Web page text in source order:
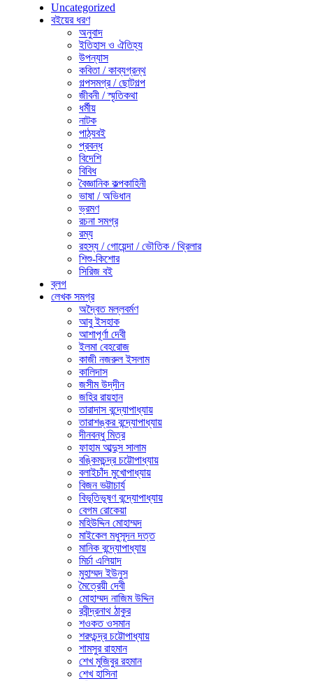
Uncategorized
বইয়ের ধরণ
অনুবাদ
ইতিহাস ও ঐতিহ্য
উপন্যাস
কবিতা / কাব্যগ্রন্থ
গল্পসমগ্র / ছোটগল্প
জীবনী / স্মৃতিকথা
ধর্মীয়
নাটক
পাঠ্যবই
প্রবন্ধ
বিদেশি
বিবিধ
বৈজ্ঞানিক কল্পকাহিনী
ভাষা / অভিধান
ভ্রমণ
রচনা সমগ্র
রম্য
রহস্য / গোয়েন্দা / ভৌতিক / থ্রিলার
শিশু-কিশোর
সিরিজ বই
ব্লগ
লেখক সমগ্র
অদ্বৈত মল্লবর্মণ
আবু ইসহাক
আশাপূর্ণা দেবী
ইলমা বেহরোজ
কাজী নজরুল ইসলাম
কালিদাস
জসীম উদ্‌দীন
জহির রায়হান
তারাদাস বন্দ্যোপাধ্যায়
তারাশঙ্কর বন্দ্যোপাধ্যায়
দীনবন্ধু মিত্র
ফাহাম আব্দুস সালাম
বঙ্কিমচন্দ্র চট্টোপাধ্যায়
বলাইচাঁদ মুখোপাধ্যায়
বিজন ভট্টাচার্য
বিভূতিভূষণ বন্দ্যোপাধ্যায়
বেগম রোকেয়া
মহিউদ্দিন মোহাম্মদ
মাইকেল মধুসূদন দত্ত
মানিক বন্দ্যোপাধ্যায়
মির্চা এলিয়াদ
মুহাম্মদ ইউনুস
মৈত্রেয়ী দেবী
মোহাম্মদ নাজিম উদ্দিন
রবীন্দ্রনাথ ঠাকুর
শওকত ওসমান
শরৎচন্দ্র চট্টোপাধ্যায়
শামসুর রাহমান
শেখ মুজিবুর রহমান
শেখ হাসিনা